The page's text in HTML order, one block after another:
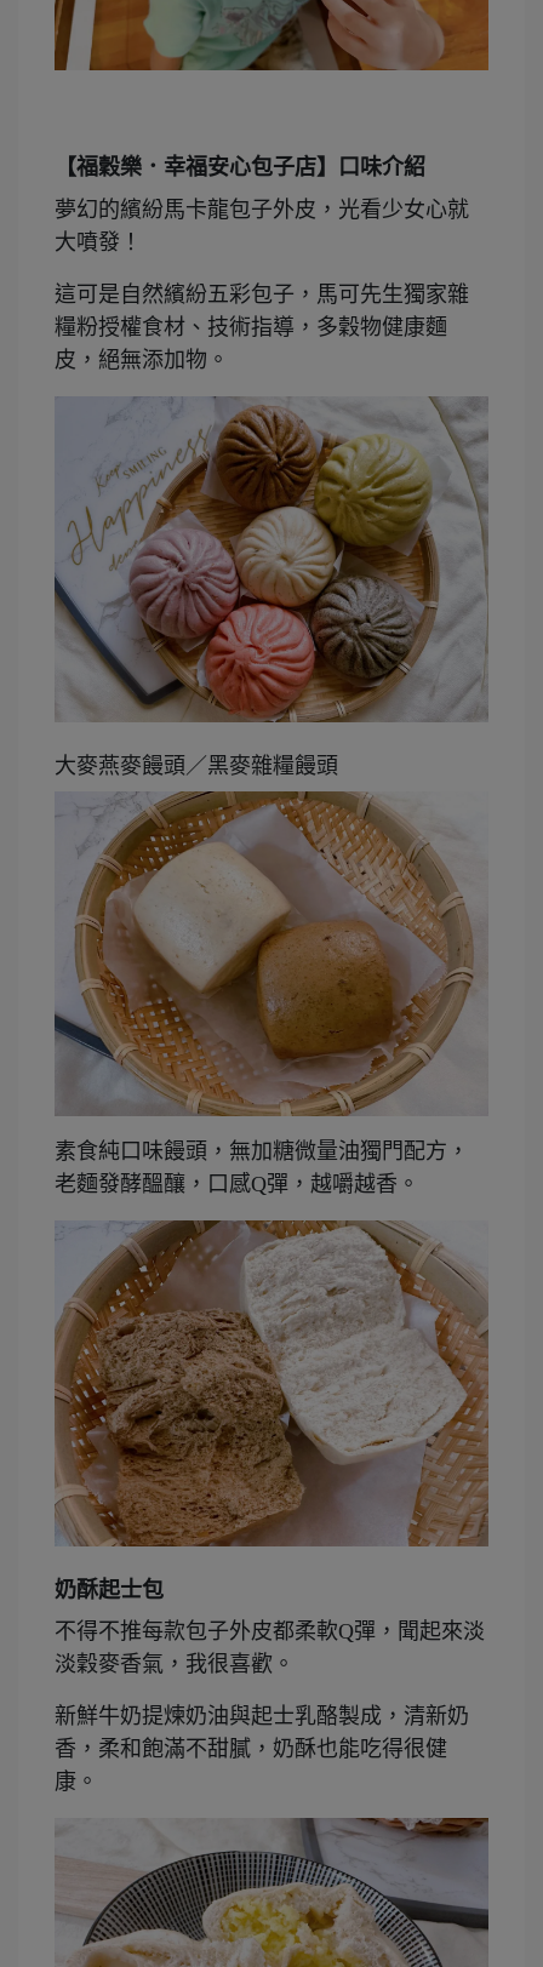
【福穀樂．幸福安心包子店】口味介紹
夢幻的繽紛馬卡龍包子外皮，光看少女心就
大噴發！
這可是自然繽紛五彩包子，馬可先生獨家雜
糧粉授權食材、技術指導，多穀物健康麵
皮，絕無添加物。
大麥燕麥饅頭／黑麥雜糧饅頭
素食純口味饅頭，無加糖微量油獨門配方，
老麵發酵醞釀，口感Q彈，越嚼越香。
奶酥起士包
不得不推每款包子外皮都柔軟Q彈，聞起來淡
淡穀麥香氣，我很喜歡。
新鮮牛奶提煉奶油與起士乳酪製成，清新奶
香，柔和飽滿不甜膩，奶酥也能吃得很健
康。